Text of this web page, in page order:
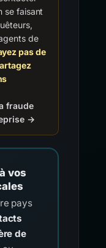
se faisant
de
pas de
fraude
→
vos
pays
de